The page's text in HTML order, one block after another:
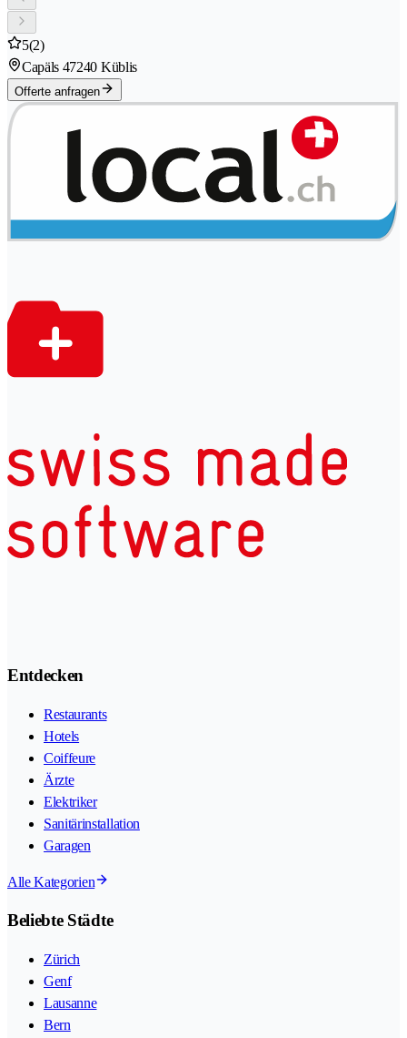
5(2)
Capäls 47240 Küblis
Offerte anfragen
Entdecken
Restaurants
Hotels
Coiffeure
Ärzte
Elektriker
Sanitärinstallation
Garagen
Alle Kategorien
Beliebte Städte
Zürich
Genf
Lausanne
Bern